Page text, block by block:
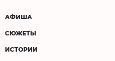
АФИША
СЮЖЕТЫ
ИСТОРИИ